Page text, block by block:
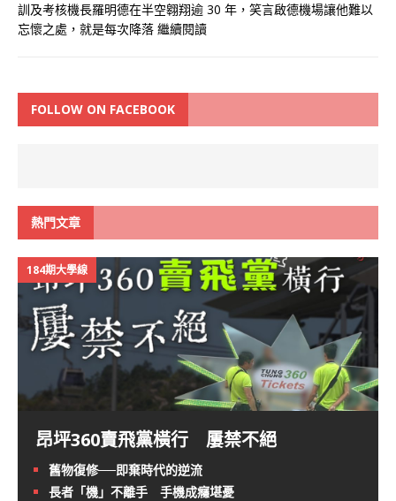
訓及考核機長羅明德在半空翱翔逾 30 年，笑言啟德機場讓他難以
忘懷之處，就是每次降落 繼續閱讀
FOLLOW ON FACEBOOK
熱門文章
184期大學線
昂坪360賣飛黨橫行 屢禁不絕
舊物復修──即棄時代的逆流
長者「機」不離手 手機成癮堪憂